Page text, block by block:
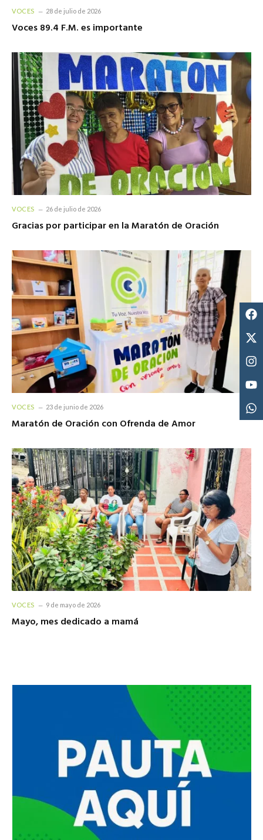
VOCES 28 de julio de 2026
Voces 89.4 F.M. es importante
VOCES 26 de julio de 2026
Gracias por participar en la Maratón de Oración
VOCES 23 de junio de 2026
Maratón de Oración con Ofrenda de Amor
VOCES 9 de mayo de 2026
Mayo, mes dedicado a mamá